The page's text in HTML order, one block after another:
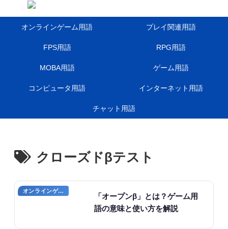
オンラインゲーム用語 プレイ関連用語
FPS用語 RPG用語
MOBA用語 ゲーム用語
コンピュータ用語 インターネット用語
チャット用語
クローズドβテスト
オンラインゲームのプレイに関する用語
「オープンβ」とは？ゲーム用
語の意味と使い方を解説